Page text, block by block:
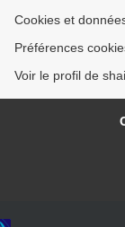
Cookies et
Préférences
Voir le profil de